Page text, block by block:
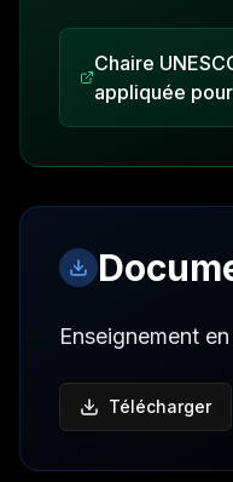
Chaire
appliquée
Enseignement
Télécharger